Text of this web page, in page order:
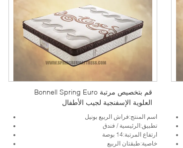
قم بتخصيص مرتبة Bonnell Spring Euro
العلوية الإسفنجية لجيب الأطفال
اسم المنتج:فراش الربيع بونيل
تطبيق:الرئيسية / فندق
ارتفاع المرتبة:14 بوصة
خاصية:طبقتان الربيع